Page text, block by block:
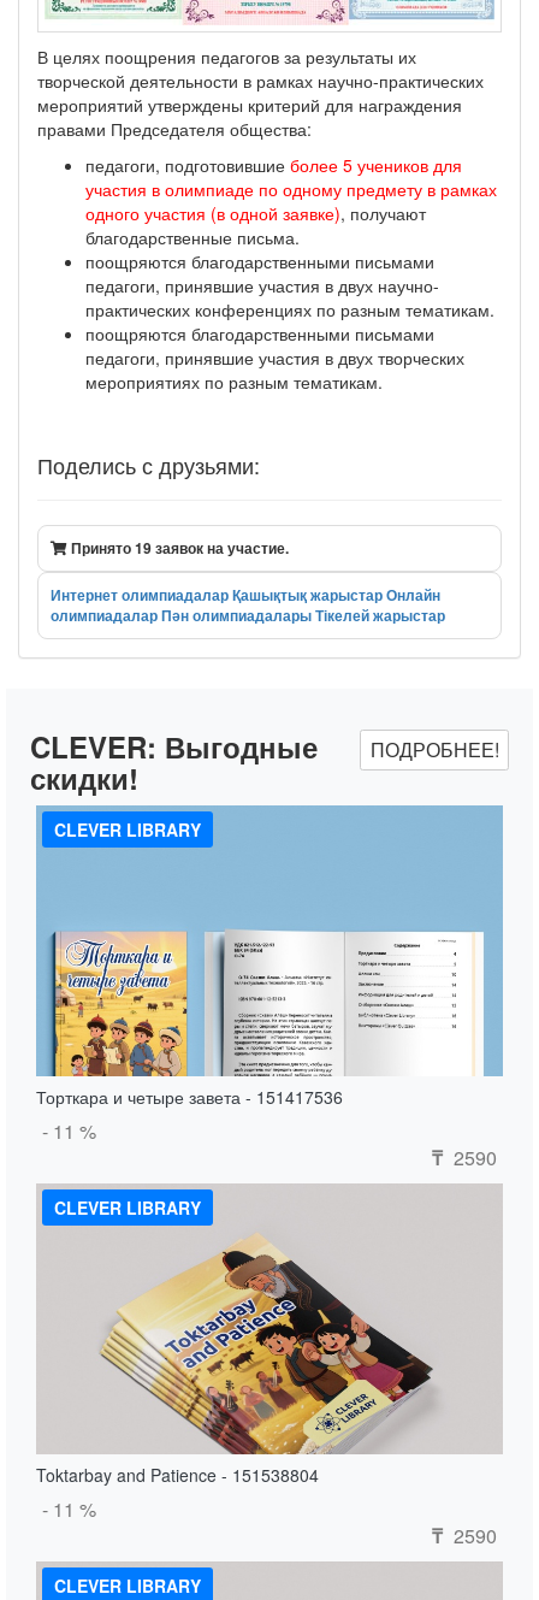
В целях поощрения педагогов за результаты их
творческой деятельности в рамках научно-практических
мероприятий утверждены критерий для награждения
правами Председателя общества:
педагоги, подготовившие более 5 учеников для
участия в олимпиаде по одному предмету в рамках
одного участия (в одной заявке), получают
благодарственные письма.
поощряются благодарственными письмами
педагоги, принявшие участия в двух научно-
практических конференциях по разным тематикам.
поощряются благодарственными письмами
педагоги, принявшие участия в двух творческих
мероприятиях по разным тематикам.
Поделись с друзьями:
Принято 19 заявок на участие.
Интернет олимпиадаларҚашықтық жарыстарОнлайн
олимпиадаларПән олимпиадаларыТікелей жарыстар
CLEVER: Выгодные
скидки!
ПОДРОБНЕЕ!
CLEVER LIBRARY
Торткара и четыре завета - 151417536
- 11 %
₸ 2590
CLEVER LIBRARY
Toktarbay and Patience - 151538804
- 11 %
₸ 2590
CLEVER LIBRARY